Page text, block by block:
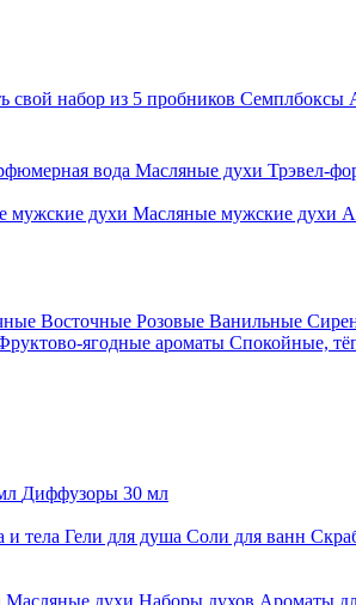
свой набор из 5 пробников Семплбоксы
вода Масляные духи Трэвел-
мужские духи Масляные мужские духи
Восточные Розовые Ванильные
ягодные ароматы Спокойные,
Диффузоры 30 мл
и тела Гели для душа Соли для ванн
Масляные духи Наборы духов Ароматы